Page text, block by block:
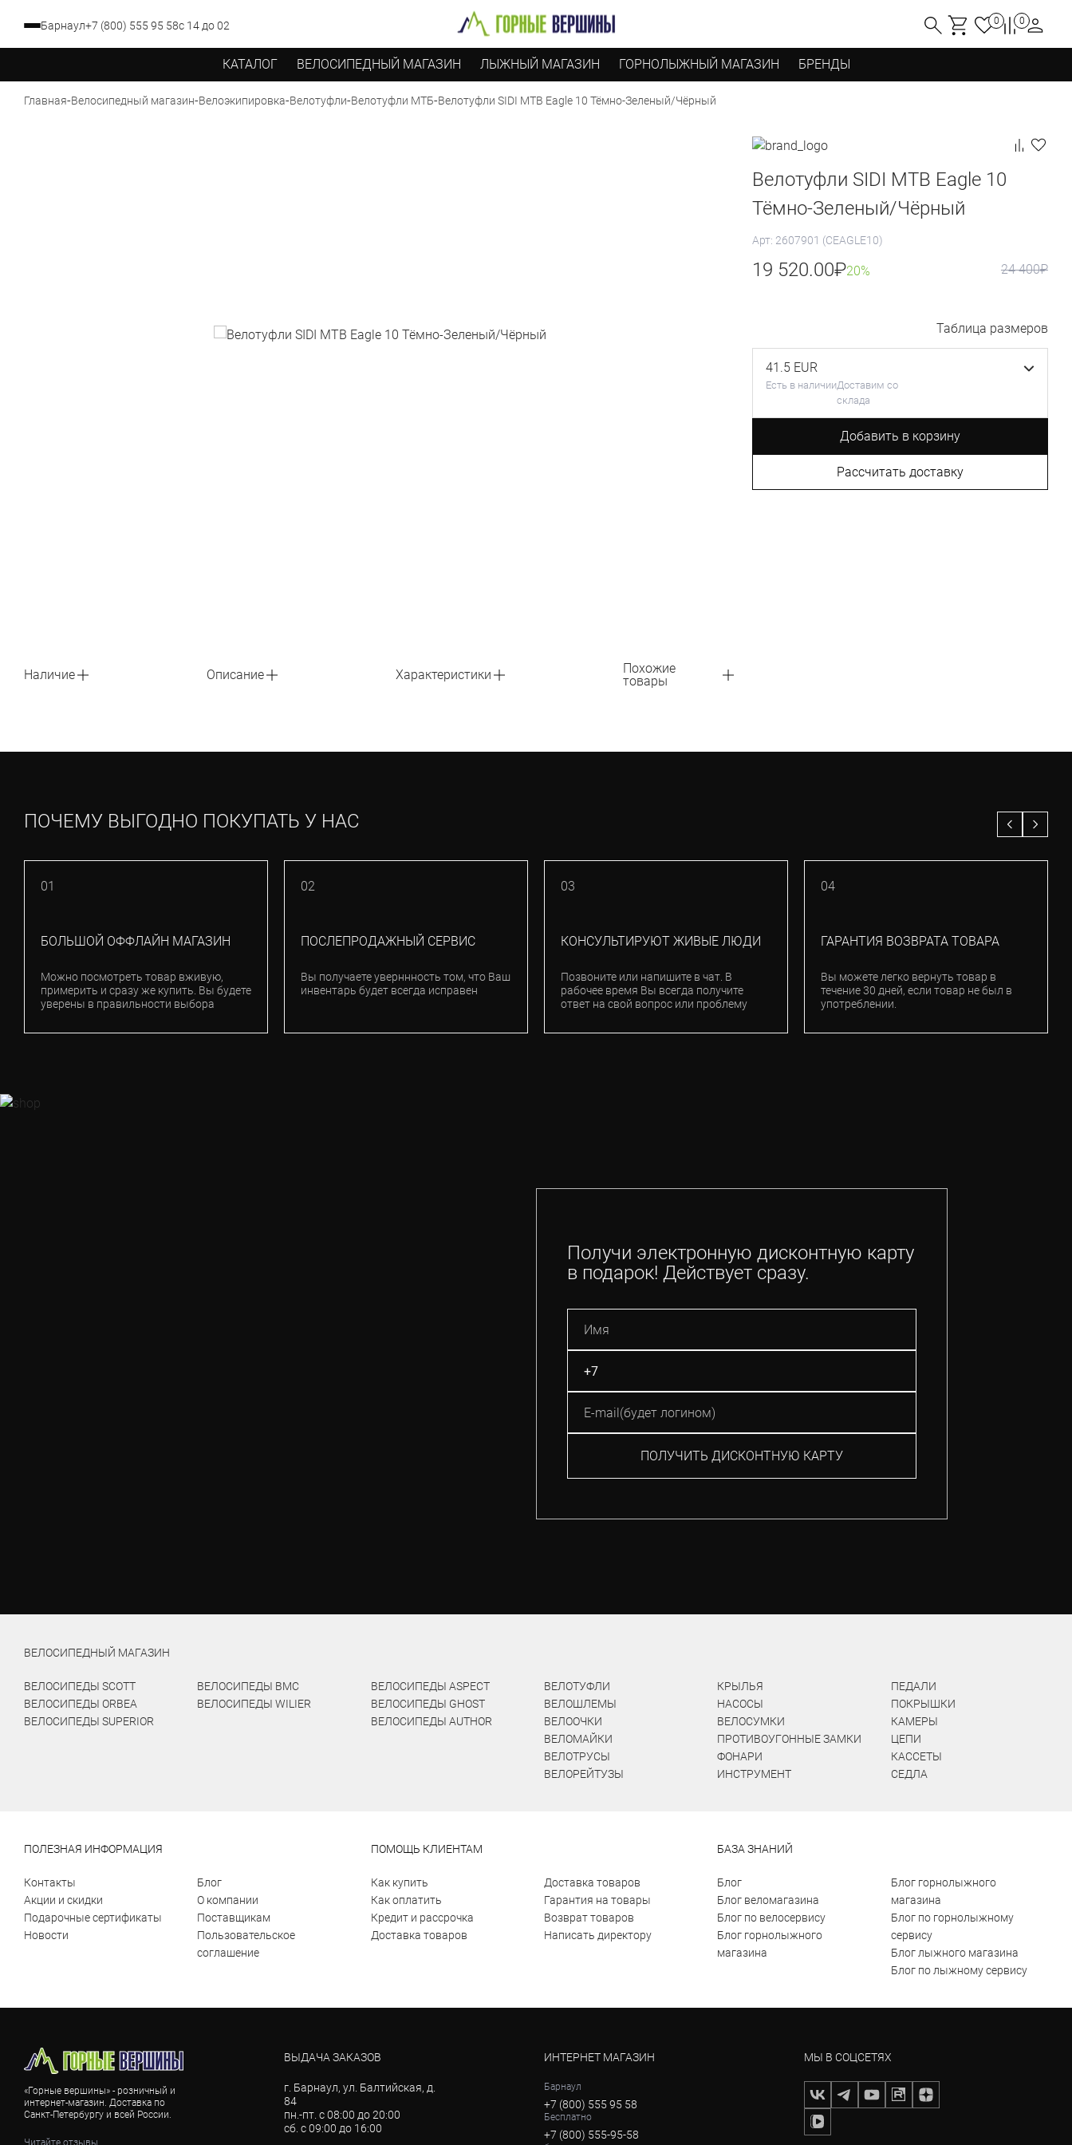
Барнаул+7 (800) 555 95 58с 14 до 02 0 0
КАТАЛОГ ВЕЛОСИПЕДНЫЙ МАГАЗИН ЛЫЖНЫЙ МАГАЗИН ГОРНОЛЫЖНЫЙ МАГАЗИН БРЕНДЫ
Главная-Велосипедный магазин-Велоэкипировка-Велотуфли-Велотуфли МТБ-Велотуфли SIDI MTB Eagle 10 Тёмно-Зеленый/Чёрный
Велотуфли SIDI MTB Eagle 10
Тёмно-Зеленый/Чёрный
Арт: 2607901 (CEAGLE10)
19 520.00₽20% 24 400₽
Таблица размеров
41.5 EUR
Есть в наличииДоставим со
склада
Добавить в корзину
Рассчитать доставку
Наличие Описание Характеристики
Похожие
товары
ПОЧЕМУ ВЫГОДНО ПОКУПАТЬ У НАС
01
БОЛЬШОЙ ОФФЛАЙН МАГАЗИН
Можно посмотреть товар вживую,
примерить и сразу же купить. Вы будете
уверены в правильности выбора
02
ПОСЛЕПРОДАЖНЫЙ СЕРВИС
Вы получаете уверннность том, что Ваш
инвентарь будет всегда исправен
03
КОНСУЛЬТИРУЮТ ЖИВЫЕ ЛЮДИ
Позвоните или напишите в чат. В
рабочее время Вы всегда получите
ответ на свой вопрос или проблему
04
ГАРАНТИЯ ВОЗВРАТА ТОВАРА
Вы можете легко вернуть товар в
течение 30 дней, если товар не был в
употреблении.
Получи электронную дисконтную карту
в подарок! Действует сразу.
ПОЛУЧИТЬ ДИСКОНТНУЮ КАРТУ
ВЕЛОСИПЕДНЫЙ МАГАЗИН
ВЕЛОСИПЕДЫ SCOTT
ВЕЛОСИПЕДЫ ORBEA
ВЕЛОСИПЕДЫ SUPERIOR
ВЕЛОСИПЕДЫ BMC
ВЕЛОСИПЕДЫ WILIER
ВЕЛОСИПЕДЫ ASPECT
ВЕЛОСИПЕДЫ GHOST
ВЕЛОСИПЕДЫ AUTHOR
ВЕЛОТУФЛИ
ВЕЛОШЛЕМЫ
ВЕЛООЧКИ
ВЕЛОМАЙКИ
ВЕЛОТРУСЫ
ВЕЛОРЕЙТУЗЫ
КРЫЛЬЯ
НАСОСЫ
ВЕЛОСУМКИ
ПРОТИВОУГОННЫЕ ЗАМКИ
ФОНАРИ
ИНСТРУМЕНТ
ПЕДАЛИ
ПОКРЫШКИ
КАМЕРЫ
ЦЕПИ
КАССЕТЫ
СЕДЛА
ПОЛЕЗНАЯ ИНФОРМАЦИЯ
Контакты
Акции и скидки
Подарочные сертификаты
Новости
Блог
О компании
Поставщикам
Пользовательское
соглашение
ПОМОЩЬ КЛИЕНТАМ
Как купить
Как оплатить
Кредит и рассрочка
Доставка товаров
Доставка товаров
Гарантия на товары
Возврат товаров
Написать директору
БАЗА ЗНАНИЙ
Блог
Блог веломагазина
Блог по велосервису
Блог горнолыжного
магазина
Блог горнолыжного
магазина
Блог по горнолыжному
сервису
Блог лыжного магазина
Блог по лыжному сервису
«Горные вершины» - розничный и
интернет-магазин. Доставка по
Санкт-Петербургу и всей России.
Читайте отзывы
ВЫДАЧА ЗАКАЗОВ
г. Барнаул, ул. Балтийская, д.
84
пн.-пт. с 08:00 до 20:00
сб. с 09:00 до 16:00
ИНТЕРНЕТ МАГАЗИН
Барнаул
+7 (800) 555 95 58
Бесплатно
+7 (800) 555-95-58
МЫ В СОЦСЕТЯХ